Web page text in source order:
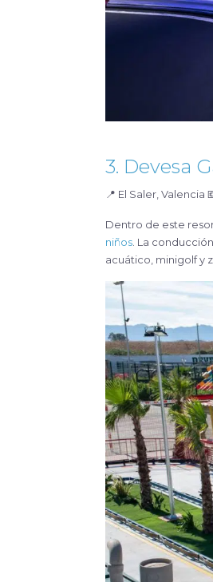
3. Devesa
📍 El Saler,
Dentro de este
niños . La
acuático, minigolf y